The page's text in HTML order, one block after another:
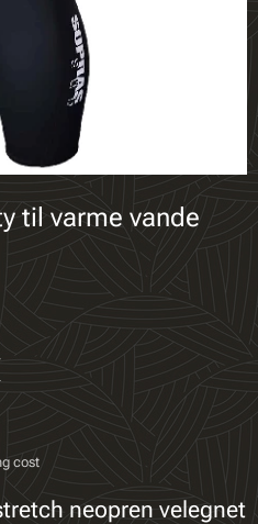
til varme vande
cost
neopren velegnet